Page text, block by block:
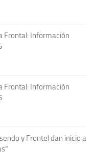
Frontal: Información
Frontal: Información
y Frontel dan inicio a